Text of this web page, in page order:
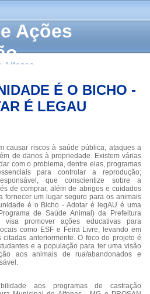
Ações
Alfenas
É O BICHO -
É LEGAU
causar riscos à saúde pública, ataques a
de danos à propriedade. Existem várias
com o problema, dentre elas, programas
para controlar a reprodução;
que conscientize sobre a
de comprar, além de abrigos e cuidados
fornecer um lugar seguro para os animais
é o Bicho - Adotar é legAU é uma
de Saúde Animal) da Prefeitura
promover ações educativas para
como ESF e Feira Livre, levando em
anteriormente. O foco do projeto é
e a população para ter uma visão
aos animais de rua/abandonados e
aos programas de castração